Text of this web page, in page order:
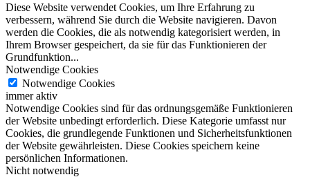
Diese Website verwendet Cookies, um Ihre Erfahrung zu
verbessern, während Sie durch die Website navigieren. Davon
werden die Cookies, die als notwendig kategorisiert werden, in
Ihrem Browser gespeichert, da sie für das Funktionieren der
Grundfunktion...
Notwendige Cookies
Notwendige Cookies
immer aktiv
Notwendige Cookies sind für das ordnungsgemäße Funktionieren
der Website unbedingt erforderlich. Diese Kategorie umfasst nur
Cookies, die grundlegende Funktionen und Sicherheitsfunktionen
der Website gewährleisten. Diese Cookies speichern keine
persönlichen Informationen.
Nicht notwendig